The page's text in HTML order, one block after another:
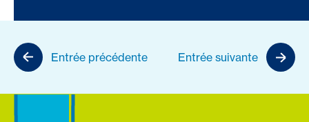
Entrée précédente Entrée suivante